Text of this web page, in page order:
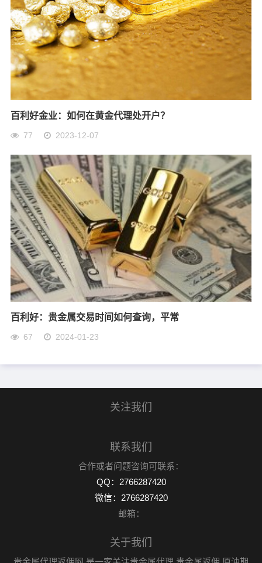
百利好金业：如何在黄金代理处开户？
77 2023-12-07
百利好：贵金属交易时间如何查询，平常
67 2024-01-23
关注我们
联系我们
合作或者问题咨询可联系：
QQ：2766287420
微信：2766287420
邮箱：
关于我们